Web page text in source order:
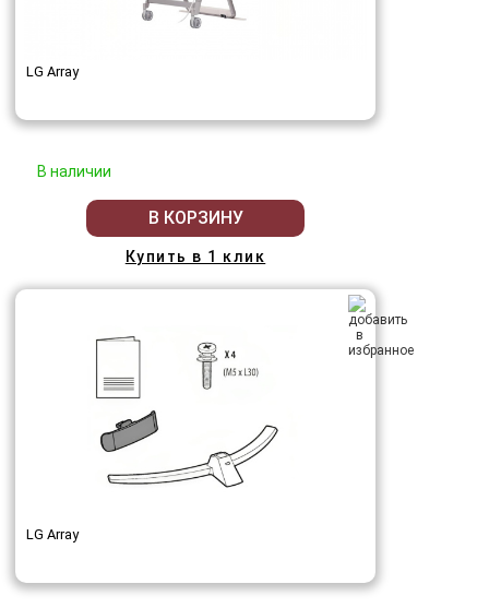
LG Array
В наличии
В КОРЗИНУ
Купить в 1 клик
LG Array